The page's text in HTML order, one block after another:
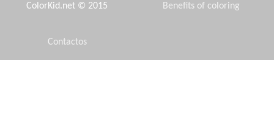
ColorKid.net © 2015 Benefits of coloring
Contactos